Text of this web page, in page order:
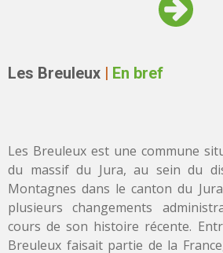
Les Breuleux | En bref
Les Breuleux est une commune
du massif du Jura, au sein du
Montagnes dans le canton du
plusieurs changements
cours de son histoire récente.
Breuleux faisait partie de la